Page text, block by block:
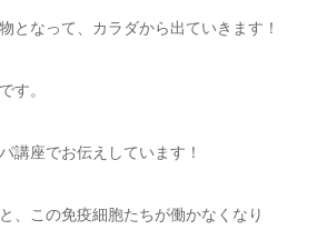
となって、カラダから出ていきます！
す。
講座でお伝えしています！
、この免疫細胞たちが働かなくなり